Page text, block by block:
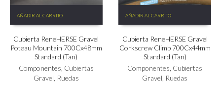
AÑADIR AL CARRITO
Cubierta ReneHERSE Gravel
Poteau Mountain 700Cx48mm
Standard (Tan)
Componentes Cubiertas
Gravel Ruedas
AÑADIR AL CARRITO
Cubierta ReneHERSE Gravel
Corkscrew Climb 700Cx44mm
Standard (Tan)
Componentes Cubiertas
Gravel Ruedas